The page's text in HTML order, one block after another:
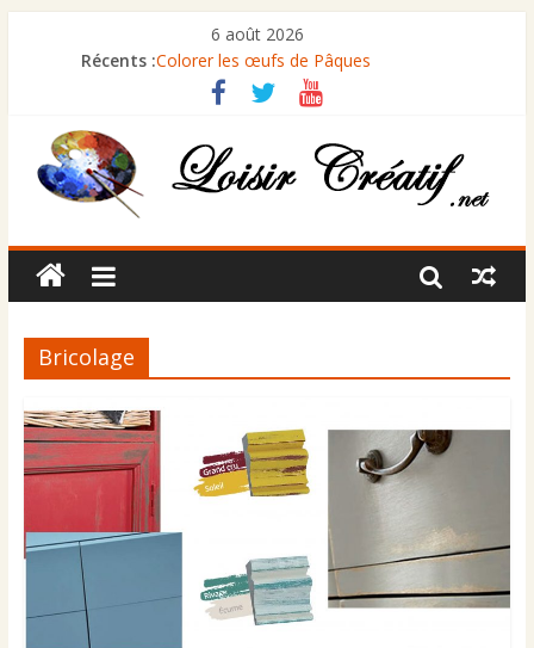
6 août 2026
Récents :Colorer les œufs de Pâques
Comment peindre des volets en bois ?
Comment restaurer un cadre ancien ?
Comment rénover un marbre terni
Comment céruser un meuble
Bricolage